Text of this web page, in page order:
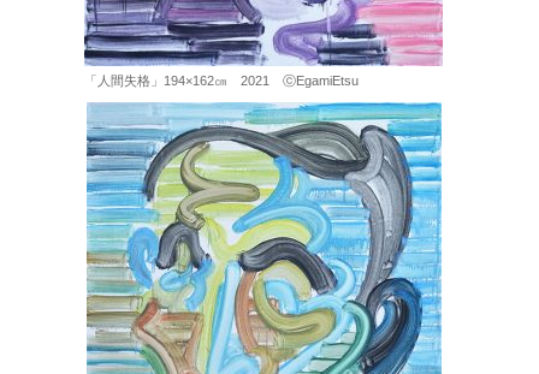
「人間失格」194×162㎝ 2021 ⓒEgamiEtsu